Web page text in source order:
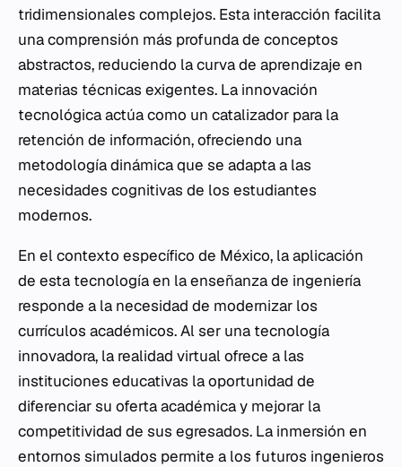
tridimensionales complejos. Esta interacción facilita
una comprensión más profunda de conceptos
abstractos, reduciendo la curva de aprendizaje en
materias técnicas exigentes. La innovación
tecnológica actúa como un catalizador para la
retención de información, ofreciendo una
metodología dinámica que se adapta a las
necesidades cognitivas de los estudiantes
modernos.
En el contexto específico de México, la aplicación
de esta tecnología en la enseñanza de ingeniería
responde a la necesidad de modernizar los
currículos académicos. Al ser una tecnología
innovadora, la realidad virtual ofrece a las
instituciones educativas la oportunidad de
diferenciar su oferta académica y mejorar la
competitividad de sus egresados. La inmersión en
entornos simulados permite a los futuros ingenieros